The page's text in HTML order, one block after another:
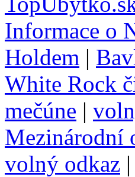
Informace o
Holdem |
White Rock
mečúne |
Mezinárodní
volný odkaz |